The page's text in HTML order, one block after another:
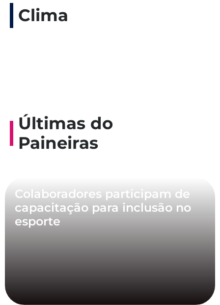
Clima
Últimas do
Paineiras
Colaboradores participam de
capacitação para inclusão no
esporte